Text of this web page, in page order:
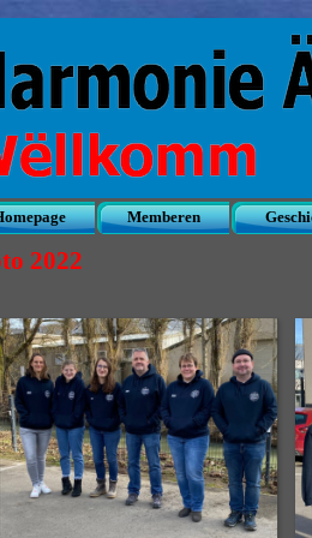
Memberen ▼
2022